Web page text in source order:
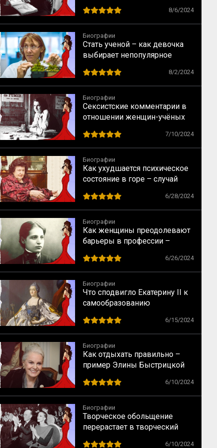
8/6/2024
Биографии
Стать ученой – как девочка
выбирает непопулярное
8/2/2024
Биографии
Сексистские комментарии в
отношении женщин-учёных
7/10/2024
Биографии
Как ухудшается психическое
состояние в горе – случай
6/28/2024
Биографии
Как женщины преодолевают
барьеры в профессии –
6/26/2024
Биографии
Что сподвигло Екатерину II к
самообразованию
6/15/2024
Биографии
Как отдыхать правильно –
пример Элины Быстрицкой
6/10/2024
Биографии
Творческое обольщение
перерастает в творческий
6/10/2024